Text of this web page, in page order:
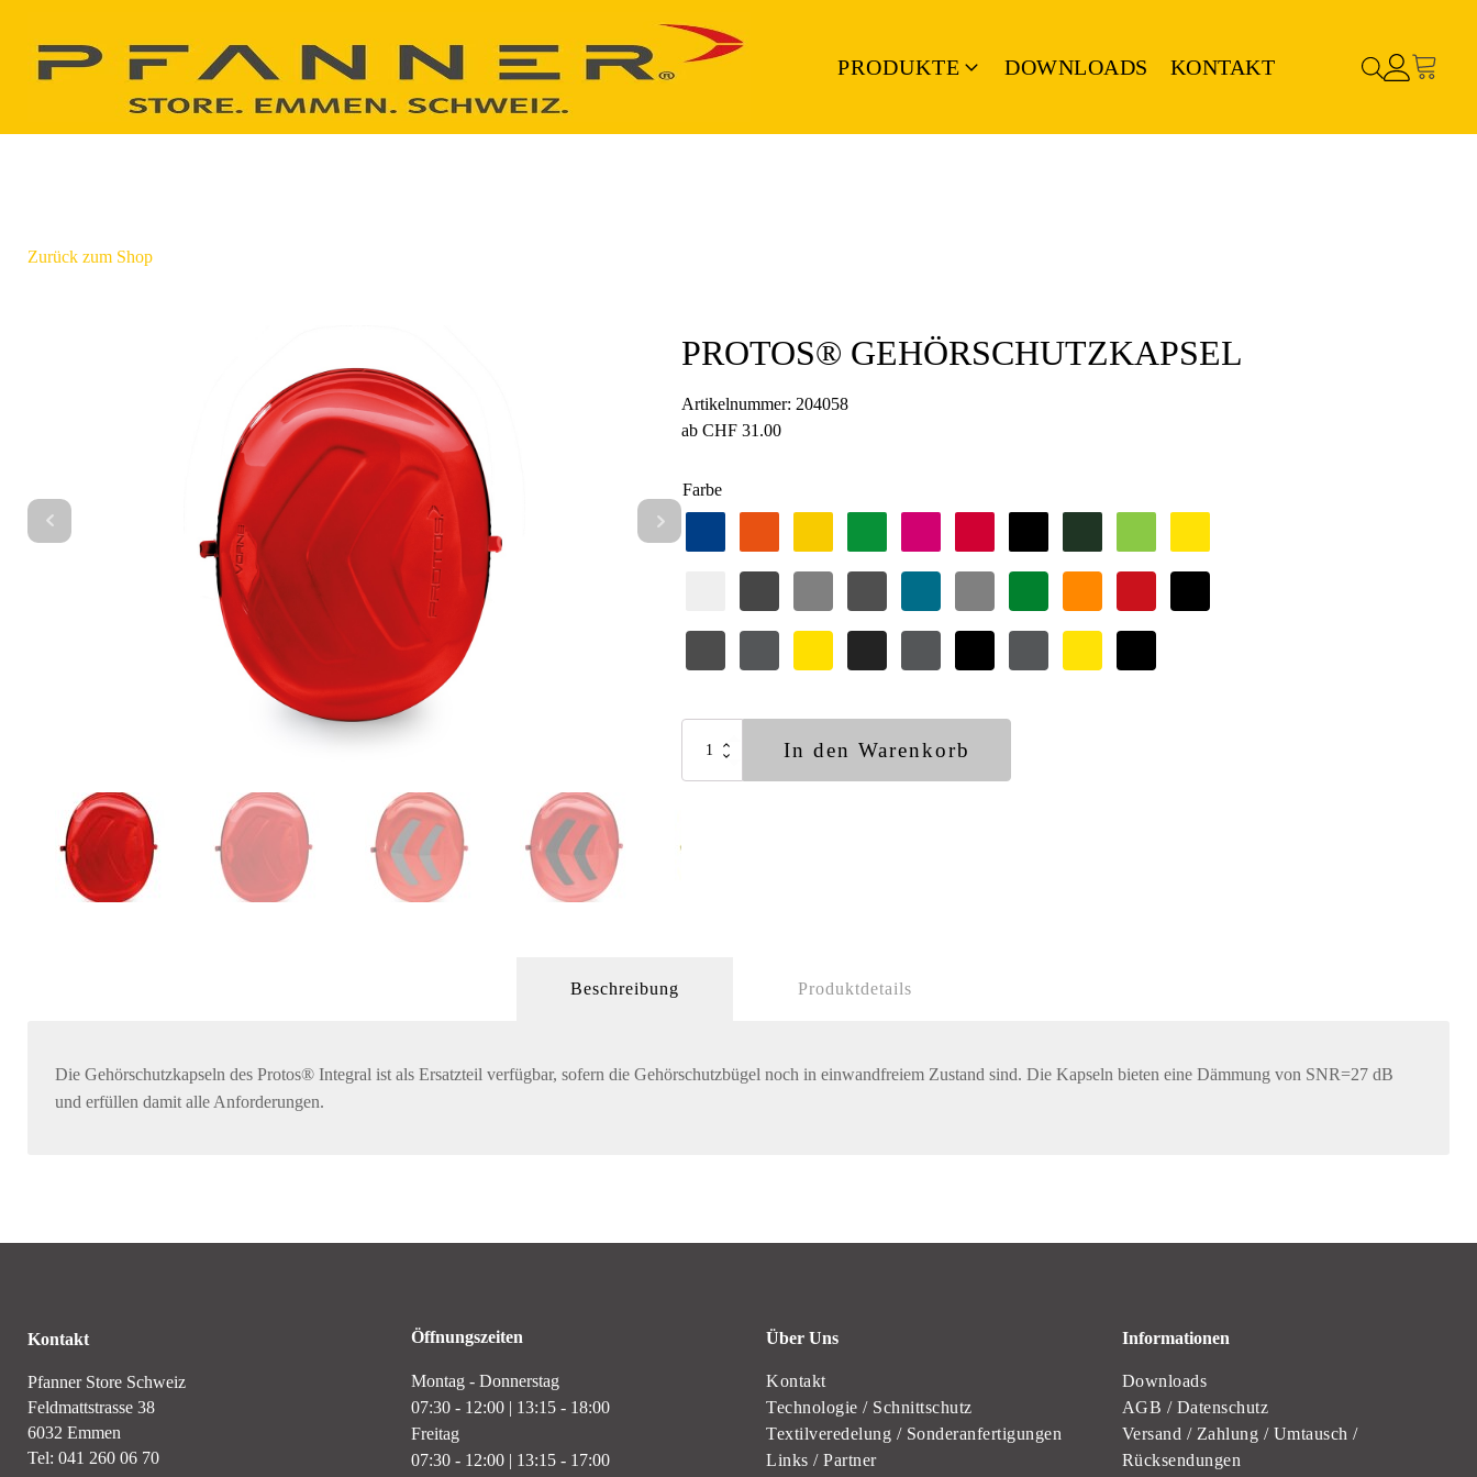
PRODUKTE DOWNLOADS KONTAKT
Zurück zum Shop
PROTOS® GEHÖRSCHUTZKAPSEL
Artikelnummer: 204058
abCHF 31.00
Farbe
Protos®
In den Warenkorb
Beschreibung Produktdetails
Die Gehörschutzkapseln des Protos® Integral ist als Ersatzteil verfügbar, sofern die Gehörschutzbügel noch in einwandfreiem Zustand sind. Die Kapseln bieten eine Dämmung von SNR=27 dB
und erfüllen damit alle Anforderungen.
Kontakt
Pfanner Store Schweiz
Feldmattstrasse 38
6032 Emmen
Tel: 041 260 06 70
Öffnungszeiten
Montag - Donnerstag
07:30 - 12:00 | 13:15 - 18:00
Freitag
07:30 - 12:00 | 13:15 - 17:00
Über Uns
Kontakt
Technologie / Schnittschutz
Textilveredelung / Sonderanfertigungen
Links / Partner
Informationen
Downloads
AGB / Datenschutz
Versand / Zahlung / Umtausch /
Rücksendungen